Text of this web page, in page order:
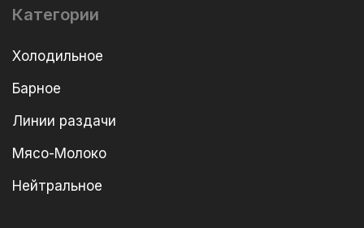
Категории
Холодильное
Барное
Линии раздачи
Мясо-Молоко
Нейтральное